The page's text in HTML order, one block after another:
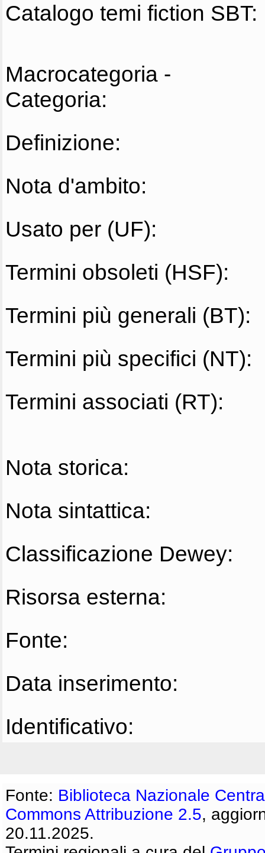
Catalogo temi fiction SBT:
Macrocategoria -
Categoria:
Definizione:
Nota d'ambito:
Usato per (UF):
Termini obsoleti (HSF):
Termini più generali (BT):
Termini più specifici (NT):
Termini associati (RT):
Nota storica:
Nota sintattica:
Classificazione Dewey:
Risorsa esterna:
Fonte:
Data inserimento:
Identificativo:
Fonte: Biblioteca Nazionale
Commons Attribuzione 2.5,
20.11.2025.